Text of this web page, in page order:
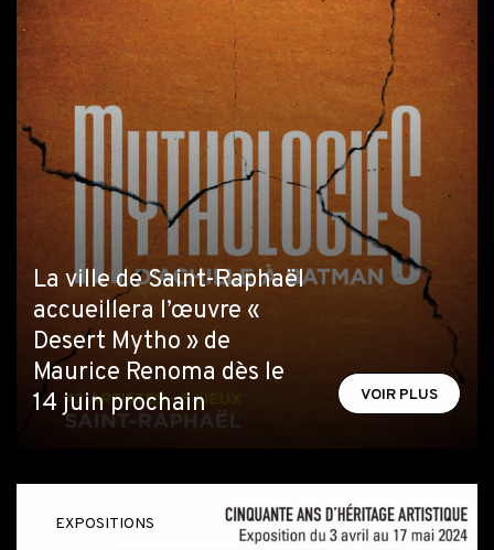
La ville de Saint-Raphaël
accueillera l’œuvre «
Desert Mytho » de
Maurice Renoma dès le
14 juin prochain
VOIR PLUS
EXPOSITIONS